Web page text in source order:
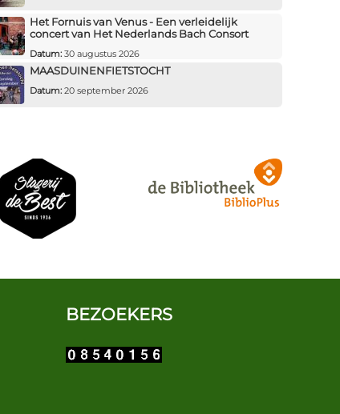
Het Fornuis van Venus - Een verleidelijk
concert van Het Nederlands Bach Consort
Datum:30 augustus 2026
MAASDUINENFIETSTOCHT
Datum:20 september 2026
BEZOEKERS